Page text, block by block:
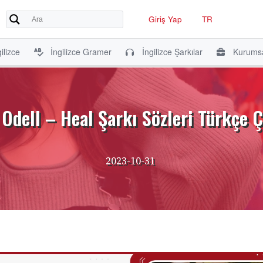
Giriş Yap TR
İngilizce Gramer İngilizce Şarkılar
– Heal Şarkı Sözleri Türkçe
2023-10-31